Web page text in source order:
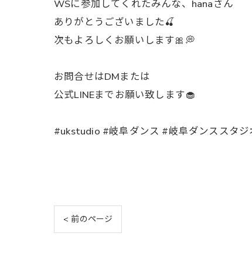
WSに参加してくれたみんな、hanaさん
ありがとうございました🍒
次もよろしくお願いします🎀💭
お問合せはDMまたは
公式LINEまでお願い致します🧁
#ukstudio #岐阜ダンス #岐阜ダンススタ
< 前のページ